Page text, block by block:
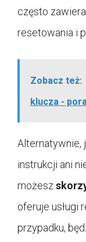
często
resetowania i
Zobacz też:
klucza -
Alternatywnie,
instrukcji ani
możesz
oferuje usługi
przypadku,